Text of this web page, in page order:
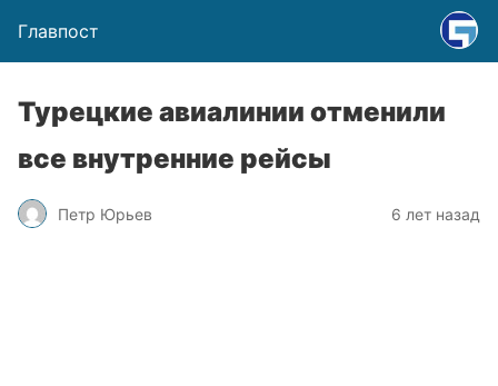
Главпост
Турецкие авиалинии отменили
все внутренние рейсы
Петр Юрьев 6 лет назад